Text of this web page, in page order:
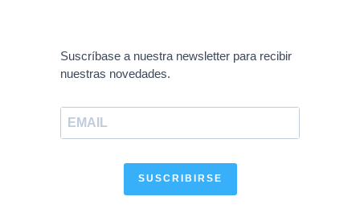
Suscríbase a nuestra newsletter para recibir
nuestras novedades.
SUSCRIBIRSE